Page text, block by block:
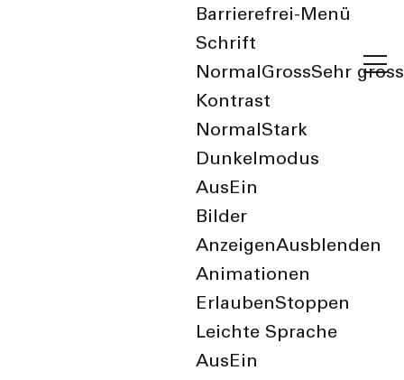
Barrierefrei-Menü
Schrift
Normal GrossSehr gross
Kontrast
Normal Stark
Dunkelmodus
Aus Ein
Bilder
AnzeigenAusblenden
Animationen
ErlaubenStoppen
Leichte Sprache
Aus Ein
zurück zur Übersicht
Ludothek Birsfelden